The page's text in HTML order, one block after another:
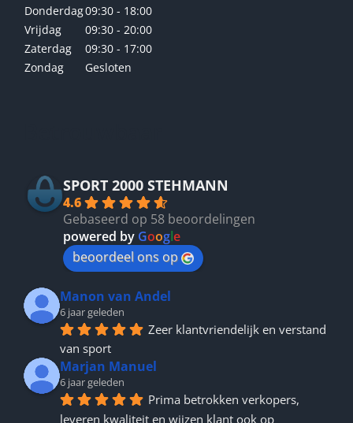
Donderdag09:30 - 18:00
Vrijdag
09:30 - 20:00
Zaterdag
09:30 - 17:00
Zondag
Gesloten
SPORT 2000 STEHMANN
4.6
Gebaseerd op 58 beoordelingen
powered by Google
beoordeel ons op
Manon van Andel
6 jaar geleden
Zeer klantvriendelijk en verstand
van sport
Marjan Manuel
6 jaar geleden
Prima betrokken verkopers,
leveren kwaliteit en wijzen klant ook op